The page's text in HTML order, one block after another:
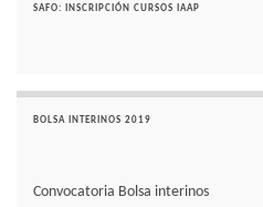
SAFO: INSCRIPCIÓN CURSOS IAAP
BOLSA INTERINOS 2019
Convocatoria Bolsa interinos